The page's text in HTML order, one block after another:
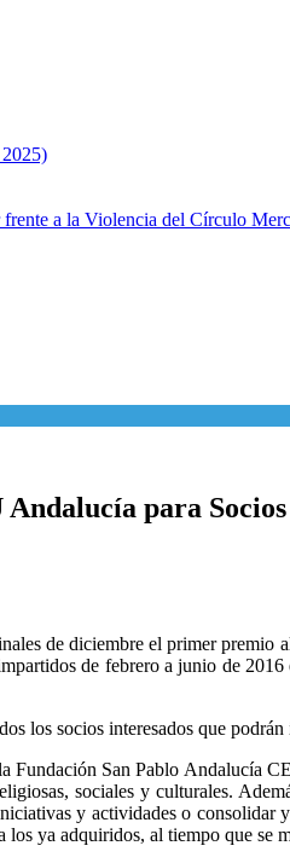
a la Violencia del Círculo
para Socios
de diciembre el primer premio
de febrero a junio de
los socios interesados que
Fundación San Pablo Andalucía
sociales y culturales.
y actividades o consolidar
ya adquiridos, al tiempo que se